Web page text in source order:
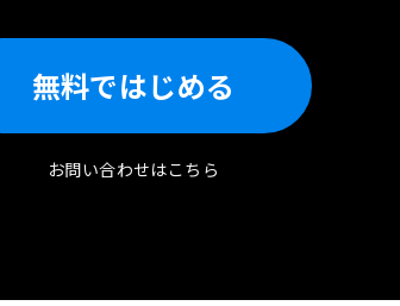
無料ではじめる
お問い合わせはこちら